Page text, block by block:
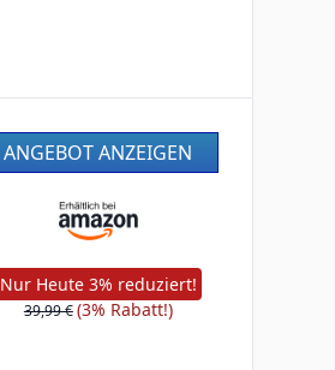
ANGEBOT ANZEIGEN
Nur Heute 3% reduziert!
39,99 €(3% Rabatt!)